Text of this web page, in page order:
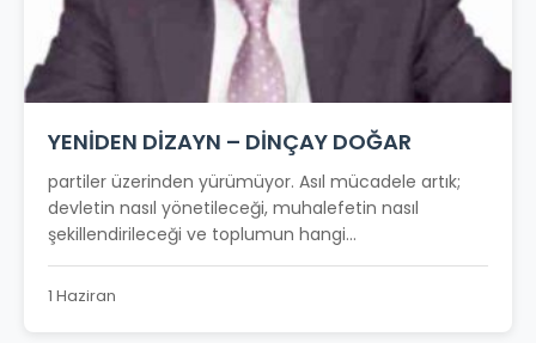
YENİDEN DİZAYN – DİNÇAY DOĞAR
partiler üzerinden yürümüyor. Asıl mücadele artık;
devletin nasıl yönetileceği, muhalefetin nasıl
şekillendirileceği ve toplumun hangi...
1 Haziran